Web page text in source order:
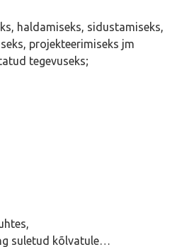
haldamiseks, sidustamiseks,
projekteerimiseks jm
tegevuseks;
suletud kõlvatule…